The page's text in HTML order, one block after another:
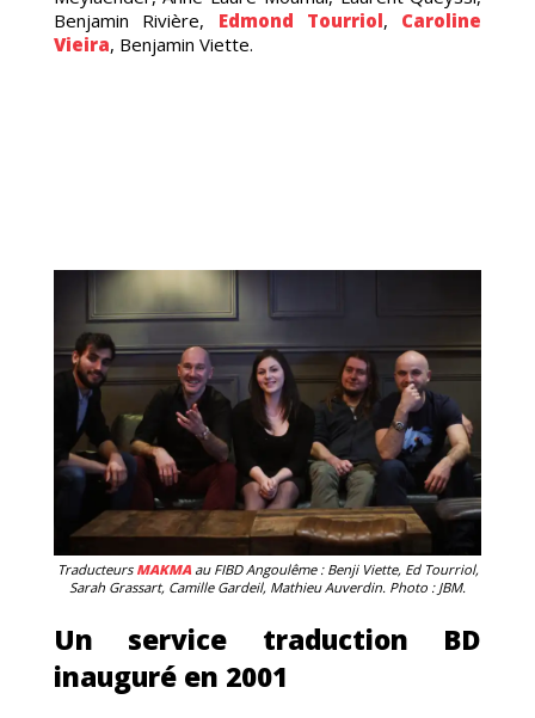
Benjamin Rivière, Edmond Tourriol, Caroline
Vieira, Benjamin Viette.
Traducteurs MAKMAau FIBD Angoulême : Benji Viette, Ed Tourriol,
Sarah Grassart, Camille Gardeil, Mathieu Auverdin. Photo : JBM.
Un service traduction BD
inauguré en 2001